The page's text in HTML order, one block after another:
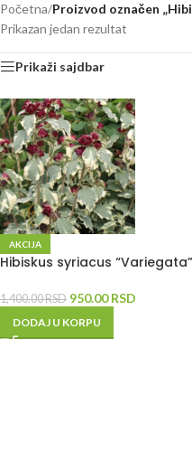
Početna/Proizvod označen
Prikazan jedan rezultat
Prikaži sajdbar
AKCIJA
Hibiskus syriacus “Variegata”
1,400.00RSD 950.00RSD
DODAJ U KORPU